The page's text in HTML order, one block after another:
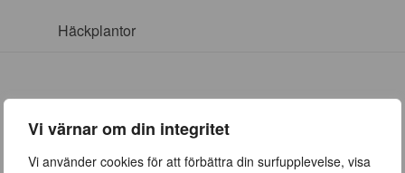
Vi värnar om din integritet
Vi använder cookies för att förbättra din surfupplevelse, visa
Häckplantor
ÖPPETTIDER